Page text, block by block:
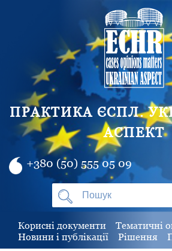
ПРАКТИКА ЄСПЛ.
АСПЕКТ
+380 (50) 555 05 09
Корисні документи
Тематичні
Новини і публікації
Рішення